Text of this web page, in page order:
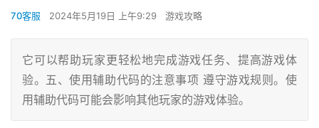
70客服 2024年5月19日 上午9:29 游戏攻略
它可以帮助玩家更轻松地完成游戏任务、提高游戏体
验。五、使用辅助代码的注意事项 遵守游戏规则。使
用辅助代码可能会影响其他玩家的游戏体验。